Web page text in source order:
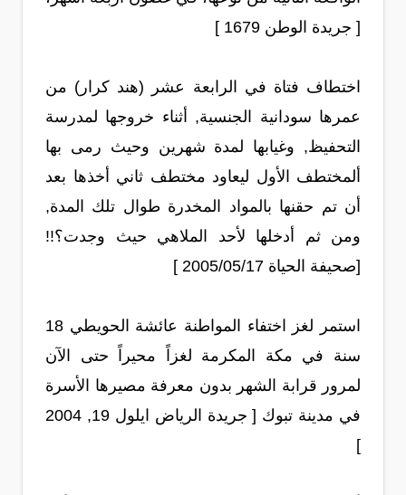
[ جريدة الوطن 1679 ]
اختطاف فتاة في الرابعة عشر (هند كرار) من
عمرها سودانية الجنسية, أثناء خروجها لمدرسة
التحفيظ, وغيابها لمدة شهرين وحيث رمى بها
ألمختطف الأول ليعاود مختطف ثاني أخذها بعد
أن تم حقنها بالمواد المخدرة طوال تلك المدة,
ومن ثم أدخلها لأحد الملاهي حيث وجدت؟!!
[صحيفة الحياة 2005/05/17 ]
استمر لغز اختفاء المواطنة عائشة الحويطي 18
سنة في مكة المكرمة لغزاً محيراً حتى الآن
لمرور قرابة الشهر بدون معرفة مصيرها الأسرة
في مدينة تبوك [ جريدة الرياض ايلول 19, 2004
]